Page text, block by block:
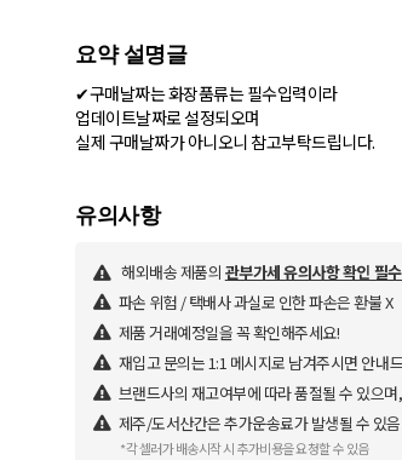
요약 설명글
✔구매날짜는 화장품류는 필수입력이라
업데이트날짜로 설정되오며
실제 구매날짜가 아니오니 참고부탁드립니다.
유의사항
해외배송 제품의 관부가세 유의사항 확인 필
파손 위험 / 택배사 과실로 인한 파손은 환불 X
제품 거래예정일을 꼭 확인해주세요!
재입고 문의는 1:1 메시지로 남겨주시면 안내
브랜드사의 재고여부에 따라 품절될 수 있으
제주/도서산간은 추가운송료가 발생될 수 있음
*각 셀러가 배송시작 시 추가비용을 요청할 수 있음